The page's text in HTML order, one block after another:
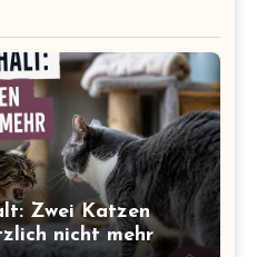
Zwei Katzen
nicht mehr